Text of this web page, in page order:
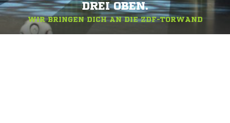
DREI OBEN.
WIR BRINGEN DICH AN DIE ZDF-TORWAND